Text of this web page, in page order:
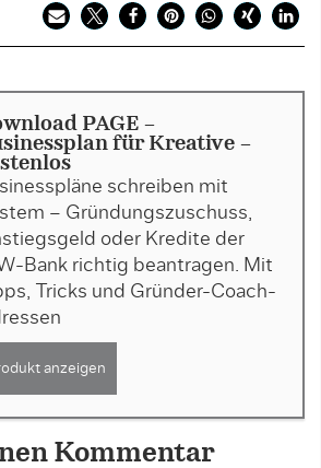
PAGE -
für Kreative -
schreiben mit
– Gründungszuschuss,
oder Kredite der
Bank richtig beantragen. Mit
Tricks und Gründer-Coach-
anzeigen
Kommentar